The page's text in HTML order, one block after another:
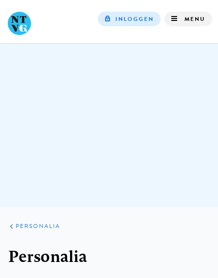
INLOGGEN MENU
ARTIKELEN
VARIA
PERSONALIA
Personalia